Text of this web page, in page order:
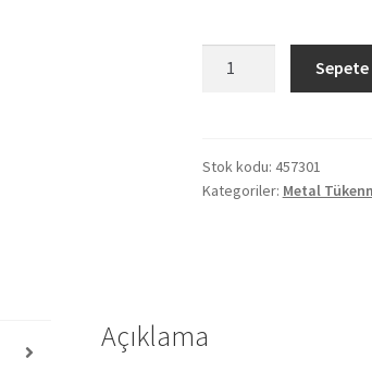
TÜKENMEZ
KALEM
Sepete
Stok kodu: 457301
Kategoriler: Metal
Açıklama